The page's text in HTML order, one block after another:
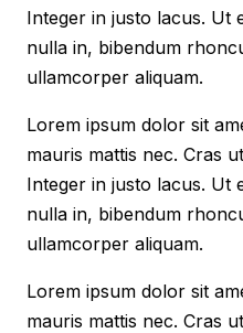
Integer in justo lacus. Ut
nulla in, bibendum
ullamcorper aliquam.
Lorem ipsum dolor sit
mauris mattis nec. Cras
Integer in justo lacus. Ut
nulla in, bibendum
ullamcorper aliquam.
Lorem ipsum dolor sit
mauris mattis nec. Cras